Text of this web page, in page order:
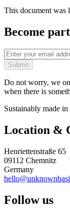
This document was
Become
Submit
Do not worry, we
when there is
Sustainably made
Location &
Henriettenstraße 65
09112 Chemnitz
Germany
Follow us